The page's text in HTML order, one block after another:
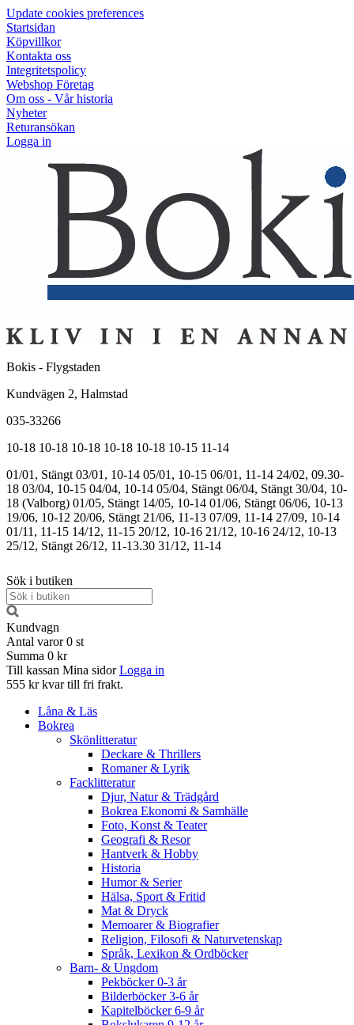
Update cookies preferences
Startsidan
Köpvillkor
Kontakta oss
Integritetspolicy
Webshop Företag
Om oss - Vår historia
Nyheter
Returansökan
Logga in
Bokis - Flygstaden
Kundvägen 2, Halmstad
035-33266
10-18 10-18 10-18 10-18 10-18 10-15 11-14
01/01, Stängt 03/01, 10-14 05/01, 10-15 06/01, 11-14 24/02, 09.30-
18 03/04, 10-15 04/04, 10-14 05/04, Stängt 06/04, Stängt 30/04, 10-
18 (Valborg) 01/05, Stängt 14/05, 10-14 01/06, Stängt 06/06, 10-13
19/06, 10-12 20/06, Stängt 21/06, 11-13 07/09, 11-14 27/09, 10-14
01/11, 11-15 14/12, 11-15 20/12, 10-16 21/12, 10-16 24/12, 10-13
25/12, Stängt 26/12, 11-13.30 31/12, 11-14
Sök i butiken
Kundvagn
Antal varor 0 st
Summa 0 kr
Till kassan Mina sidor Logga in
555 kr kvar till fri frakt.
Låna & Läs
Bokrea
Skönlitteratur
Deckare & Thrillers
Romaner & Lyrik
Facklitteratur
Djur, Natur & Trädgård
Bokrea Ekonomi & Samhälle
Foto, Konst & Teater
Geografi & Resor
Hantverk & Hobby
Historia
Humor & Serier
Hälsa, Sport & Fritid
Mat & Dryck
Memoarer & Biografier
Religion, Filosofi & Naturvetenskap
Språk, Lexikon & Ordböcker
Barn- & Ungdom
Pekböcker 0-3 år
Bilderböcker 3-6 år
Kapitelböcker 6-9 år